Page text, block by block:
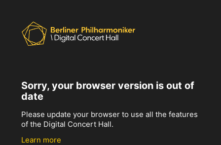
Sorry, your browser version is out of
date
Please update your browser to use all the features
of the Digital Concert Hall.
Learn more